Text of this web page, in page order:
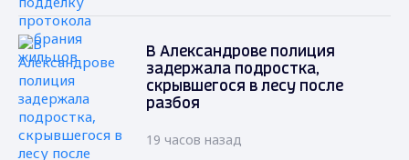
В Александрове полиция
задержала подростка,
скрывшегося в лесу после
разбоя
19 часов назад